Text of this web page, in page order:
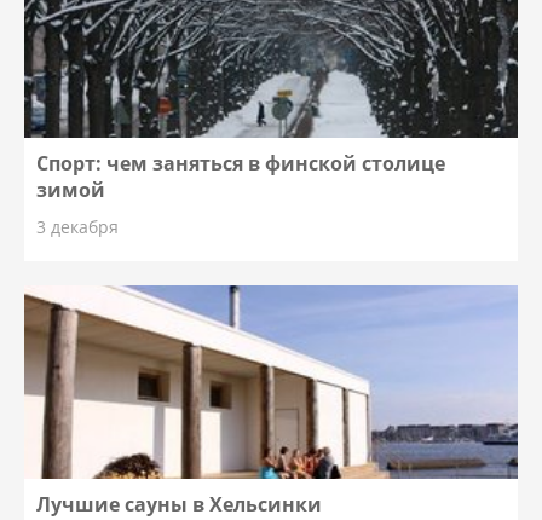
Спорт: чем заняться в финской столице
зимой
3 декабря
Лучшие сауны в Хельсинки